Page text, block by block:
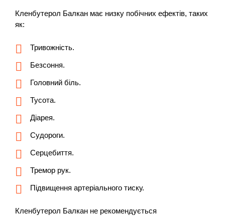
Кленбутерол Балкан має низку побічних ефектів, таких
як:
Тривожність.
Безсоння.
Головний біль.
Тусота.
Діарея.
Судороги.
Серцебиття.
Тремор рук.
Підвищення артеріального тиску.
Кленбутерол Балкан не рекомендується